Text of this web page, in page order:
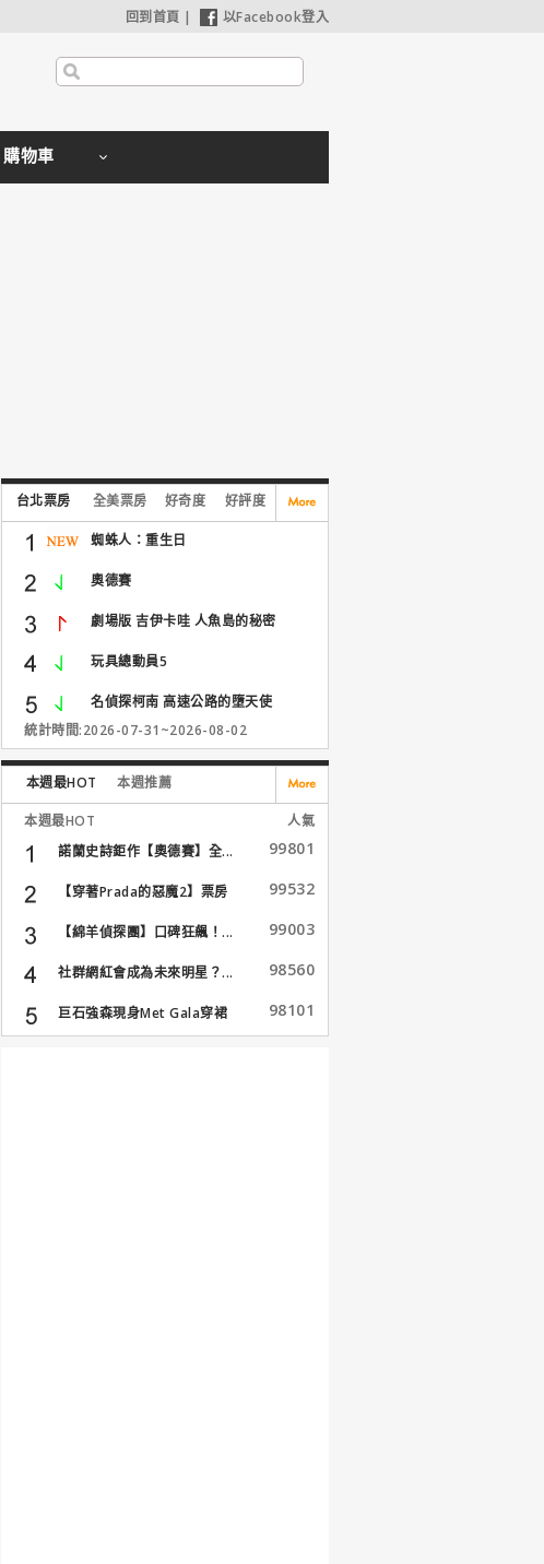
回到首頁 | 以Facebook登入
購物車
台北票房 全美票房 好奇度 好評度
蜘蛛人：重生日
奧德賽
劇場版 吉伊卡哇 人魚島的秘密
玩具總動員5
名偵探柯南 高速公路的墮天使
統計時間:2026-07-31~2026-08-02
本週最HOT 本週推薦
本週最HOT
人氣
諾蘭史詩鉅作【奧德賽】全...
99801
【穿著Prada的惡魔2】票房
99532
【綿羊偵探團】口碑狂飆！... 99003
社群網紅會成為未來明星？... 98560
巨石強森現身Met Gala穿裙
子...
98101